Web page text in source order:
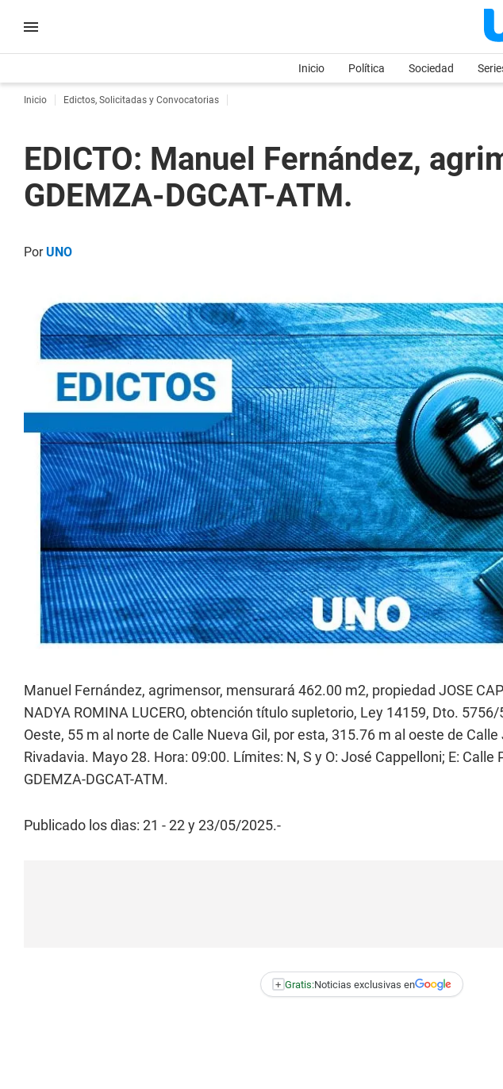
Inicio Política Sociedad
Inicio Edictos, Solicitadas y Convocatorias
EDICTO: Manuel Fernández,
GDEMZA-DGCAT-ATM.
PorUNO
Manuel Fernández, agrimensor, mensurará 462.00 m2, propiedad JOSE
NADYA ROMINA LUCERO, obtención título supletorio, Ley 14159, Dto.
Oeste, 55 m al norte de Calle Nueva Gil, por esta, 315.76 m al oeste de
Rivadavia. Mayo 28. Hora: 09:00. Límites: N, S y O: José Cappelloni; E: Calle
GDEMZA-DGCAT-ATM.
Publicado los dìas: 21 - 22 y 23/05/2025.-
+ Gratis:Noticias exclusivas en